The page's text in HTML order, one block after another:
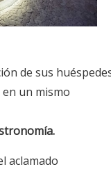
de sus
un mismo
aclamado